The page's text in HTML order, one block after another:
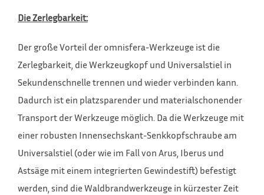
Die Zerlegbarkeit:
Der große Vorteil der omnisfera-Werkzeuge ist die
Zerlegbarkeit, die Werkzeugkopf und Universalstiel in
Sekundenschnelle trennen und wieder verbinden kann.
Dadurch ist ein platzsparender und materialschonender
Transport der Werkzeuge möglich. Da die Werkzeuge mit
einer robusten Innensechskant-Senkkopfschraube am
Universalstiel (oder wie im Fall von Arus, Iberus und
Astsäge mit einem integrierten Gewindestift) befestigt
werden, sind die Waldbrandwerkzeuge in kürzester Zeit